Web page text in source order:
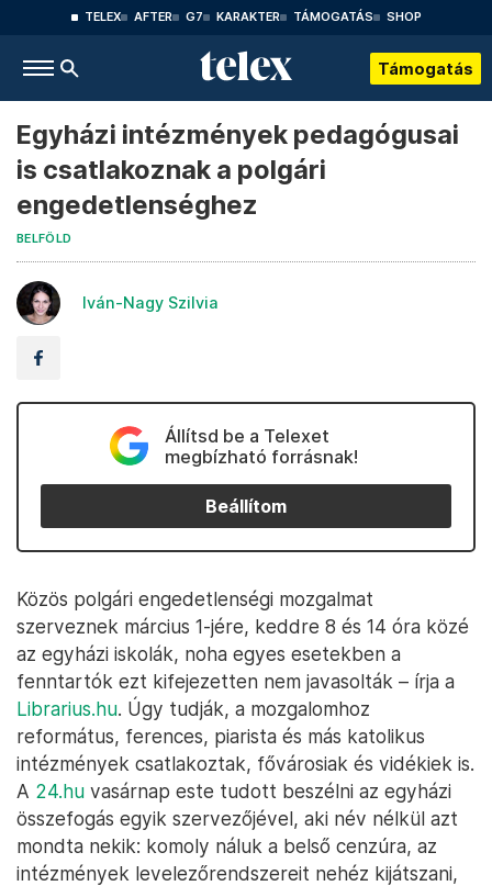
TELEX AFTER G7 KARAKTER TÁMOGATÁS SHOP
Támogatás
Egyházi intézmények pedagógusai
is csatlakoznak a polgári
engedetlenséghez
BELFÖLD
Iván-Nagy Szilvia
Állítsd be a Telexet
megbízható forrásnak!
Beállítom
Közös polgári engedetlenségi mozgalmat
szerveznek március 1-jére, keddre 8 és 14 óra közé
az egyházi iskolák, noha egyes esetekben a
fenntartók ezt kifejezetten nem javasolták – írja a
Librarius.hu. Úgy tudják, a mozgalomhoz
református, ferences, piarista és más katolikus
intézmények csatlakoztak, fővárosiak és vidékiek is.
A 24.hu vasárnap este tudott beszélni az egyházi
összefogás egyik szervezőjével, aki név nélkül azt
mondta nekik: komoly náluk a belső cenzúra, az
intézmények levelezőrendszereit nehéz kijátszani,